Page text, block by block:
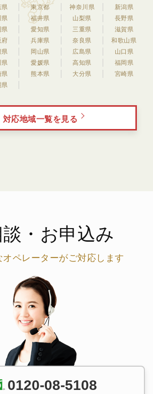
県 東京都 神奈川県
新潟県
県 福井県 山梨県
長野県
県 愛知県 三重県
滋賀県
府 兵庫県 奈良県
和歌山県
県 岡山県 広島県
山口県
県 愛媛県 高知県
福岡県
県 熊本県 大分県
宮崎県
県
対応地域一覧を見る
・お申込み
オペレーターがご対応します
0120-08-5108